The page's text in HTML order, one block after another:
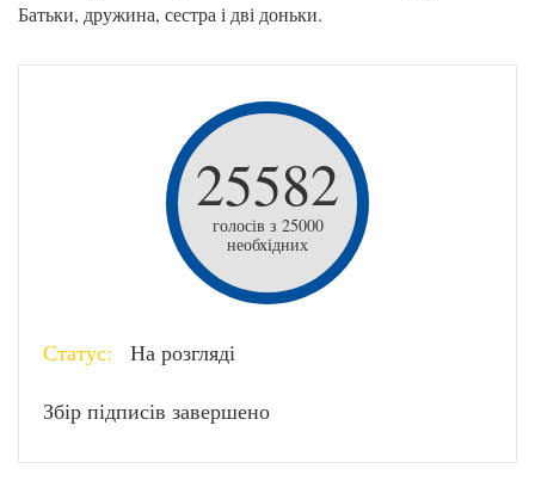
Батьки, дружина, сестра і дві доньки.
25582
голосів з 25000
необхідних
Статус: На розгляді
Збір підписів завершено